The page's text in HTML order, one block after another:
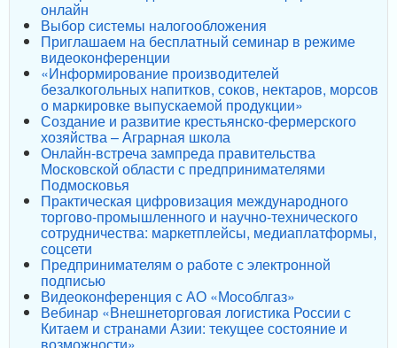
онлайн
Выбор системы налогообложения
Приглашаем на бесплатный семинар в режиме
видеоконференции
«Информирование производителей
безалкогольных напитков, соков, нектаров, морсов
о маркировке выпускаемой продукции»
Создание и развитие крестьянско-фермерского
хозяйства – Аграрная школа
Онлайн-встреча зампреда правительства
Московской области с предпринимателями
Подмосковья
Практическая цифровизация международного
торгово-промышленного и научно-технического
сотрудничества: маркетплейсы, медиаплатформы,
соцсети
Предпринимателям о работе с электронной
подписью
Видеоконференция с АО «Мособлгаз»
Вебинар «Внешнеторговая логистика России с
Китаем и странами Азии: текущее состояние и
возможности»